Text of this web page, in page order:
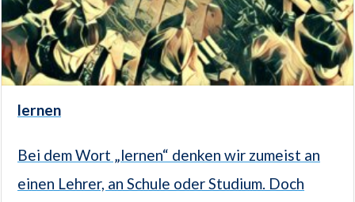
lernen
Bei dem Wort „lernen“ denken wir zumeist an
einen Lehrer, an Schule oder Studium. Doch